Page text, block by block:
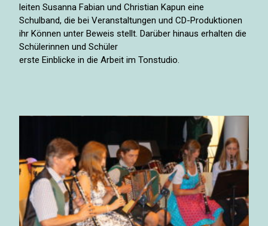
leiten Susanna Fabian und Christian Kapun eine
Schulband, die bei Veranstaltungen und CD-Produktionen
ihr Können unter Beweis stellt. Darüber hinaus erhalten die
Schülerinnen und Schüler
erste Einblicke in die Arbeit im Tonstudio.